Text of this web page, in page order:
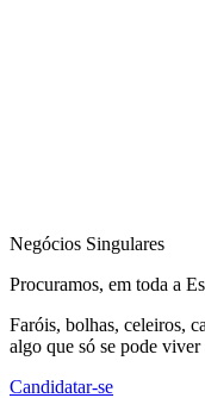
Negócios Singulares
Procuramos, em toda a
Faróis, bolhas, celeiros,
algo que só se pode viver
Candidatar-se